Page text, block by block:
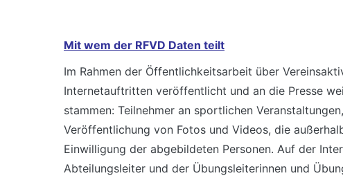
Mit wem der RFVD Daten teilt
Im Rahmen der Öffentlichkeitsarbeit über
Internetauftritten veröffentlicht und an die Presse
stammen: Teilnehmer an sportlichen
Veröffentlichung von Fotos und Videos, die
Einwilligung der abgebildeten Personen. Auf der
Abteilungsleiter und der Übungsleiterinnen und